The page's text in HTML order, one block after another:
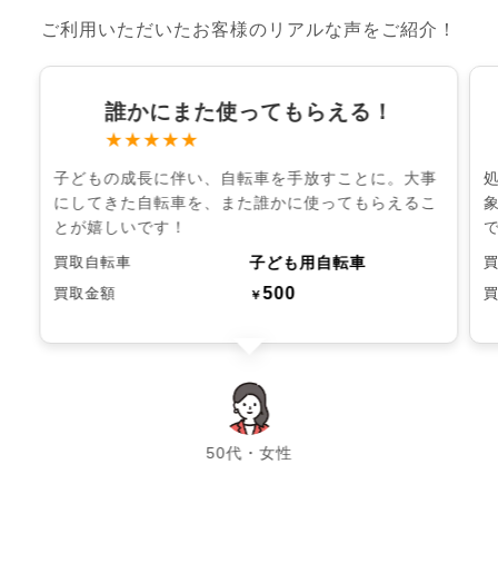
ご利用いただいたお客様のリアルな声をご紹介！
誰かにまた使ってもらえる！
★★★★★
子どもの成長に伴い、自転車を手放すことに。大事
にしてきた自転車を、また誰かに使ってもらえるこ
とが嬉しいです！
買取自転車 子ども用自転車
買取金額 ￥500
50代・女性
chevron_left chevron_right